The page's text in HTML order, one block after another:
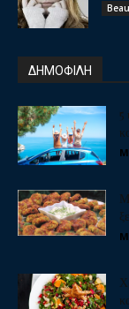
ΔΗΜΟΦΙΛΗ
5